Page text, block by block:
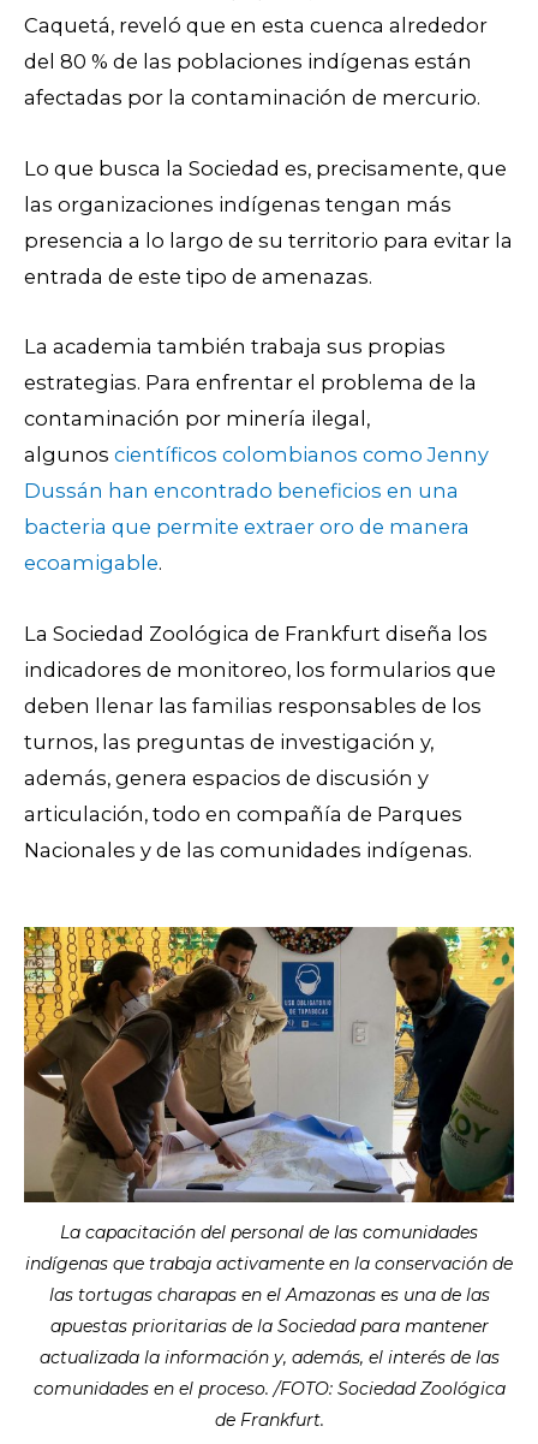
Caquetá, reveló que en esta cuenca alrededor
del 80 % de las poblaciones indígenas están
afectadas por la contaminación de mercurio.
Lo que busca la Sociedad es, precisamente, que
las organizaciones indígenas tengan más
presencia a lo largo de su territorio para evitar la
entrada de este tipo de amenazas.
La academia también trabaja sus propias
estrategias. Para enfrentar el problema de la
contaminación por minería ilegal,
algunos científicos colombianos como Jenny
Dussán han encontrado beneficios en una
bacteria que permite extraer oro de manera
ecoamigable.
La Sociedad Zoológica de Frankfurt diseña los
indicadores de monitoreo, los formularios que
deben llenar las familias responsables de los
turnos, las preguntas de investigación y,
además, genera espacios de discusión y
articulación, todo en compañía de Parques
Nacionales y de las comunidades indígenas.
La capacitación del personal de las comunidades
indígenas que trabaja activamente en la conservación de
las tortugas charapas en el Amazonas es una de las
apuestas prioritarias de la Sociedad para mantener
actualizada la información y, además, el interés de las
comunidades en el proceso. /FOTO: Sociedad Zoológica
de Frankfurt.